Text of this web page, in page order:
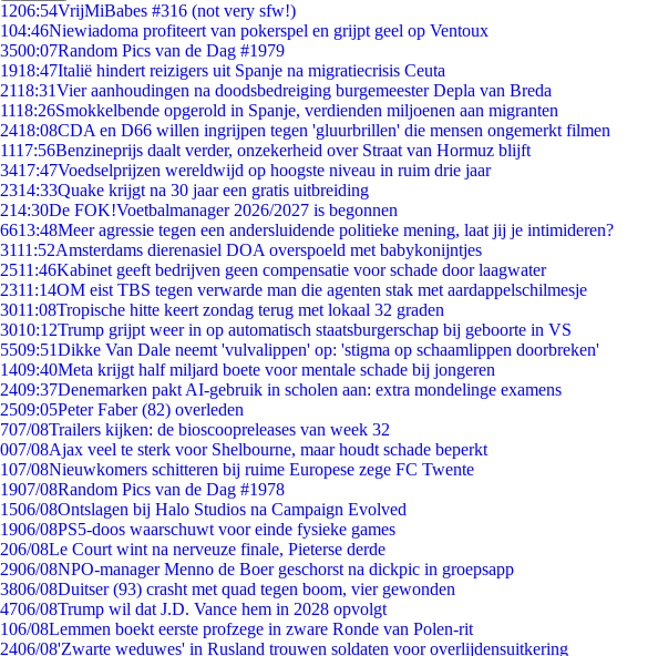
1206:54VrijMiBabes #316 (not very sfw!)
104:46Niewiadoma profiteert van pokerspel en grijpt geel op Ventoux
3500:07Random Pics van de Dag #1979
1918:47Italië hindert reizigers uit Spanje na migratiecrisis Ceuta
2118:31Vier aanhoudingen na doodsbedreiging burgemeester Depla van Breda
1118:26Smokkelbende opgerold in Spanje, verdienden miljoenen aan migranten
2418:08CDA en D66 willen ingrijpen tegen 'gluurbrillen' die mensen ongemerkt filmen
1117:56Benzineprijs daalt verder, onzekerheid over Straat van Hormuz blijft
3417:47Voedselprijzen wereldwijd op hoogste niveau in ruim drie jaar
2314:33Quake krijgt na 30 jaar een gratis uitbreiding
214:30De FOK!Voetbalmanager 2026/2027 is begonnen
6613:48Meer agressie tegen een andersluidende politieke mening, laat jij je intimideren?
3111:52Amsterdams dierenasiel DOA overspoeld met babykonijntjes
2511:46Kabinet geeft bedrijven geen compensatie voor schade door laagwater
2311:14OM eist TBS tegen verwarde man die agenten stak met aardappelschilmesje
3011:08Tropische hitte keert zondag terug met lokaal 32 graden
3010:12Trump grijpt weer in op automatisch staatsburgerschap bij geboorte in VS
5509:51Dikke Van Dale neemt 'vulvalippen' op: 'stigma op schaamlippen doorbreken'
1409:40Meta krijgt half miljard boete voor mentale schade bij jongeren
2409:37Denemarken pakt AI-gebruik in scholen aan: extra mondelinge examens
2509:05Peter Faber (82) overleden
707/08Trailers kijken: de bioscoopreleases van week 32
007/08Ajax veel te sterk voor Shelbourne, maar houdt schade beperkt
107/08Nieuwkomers schitteren bij ruime Europese zege FC Twente
1907/08Random Pics van de Dag #1978
1506/08Ontslagen bij Halo Studios na Campaign Evolved
1906/08PS5-doos waarschuwt voor einde fysieke games
206/08Le Court wint na nerveuze finale, Pieterse derde
2906/08NPO-manager Menno de Boer geschorst na dickpic in groepsapp
3806/08Duitser (93) crasht met quad tegen boom, vier gewonden
4706/08Trump wil dat J.D. Vance hem in 2028 opvolgt
106/08Lemmen boekt eerste profzege in zware Ronde van Polen-rit
2406/08'Zwarte weduwes' in Rusland trouwen soldaten voor overlijdensuitkering